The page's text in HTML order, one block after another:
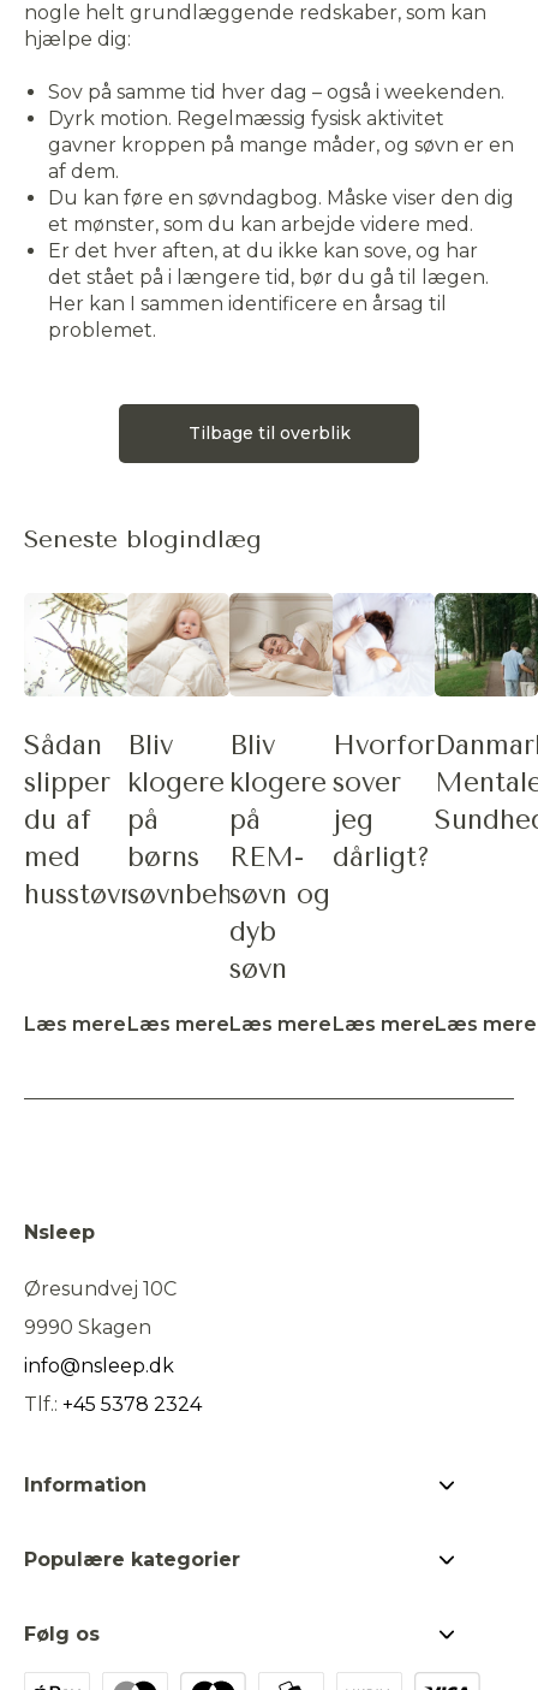
nogle helt grundlæggende redskaber, som kan
hjælpe dig:
Sov på samme tid hver dag – også i weekenden.
Dyrk motion. Regelmæssig fysisk aktivitet
gavner kroppen på mange måder, og søvn er en
af dem.
Du kan føre en søvndagbog. Måske viser den dig
et mønster, som du kan arbejde videre med.
Er det hver aften, at du ikke kan sove, og har
det stået på i længere tid, bør du gå til lægen.
Her kan I sammen identificere en årsag til
problemet.
Tilbage til overblik
Seneste blogindlæg
Sådan
slipper
du af
med
husstøvmider
Læs mere
Bliv
klogere
på
børns
søvnbehov
Læs mere
Bliv
klogere
på
REM-
søvn og
dyb
søvn
Læs mere
Hvorfor
sover
jeg
dårligt?
Læs mereLæs mere
Nsleep
Øresundvej 10C
9990 Skagen
info@nsleep.dk
Tlf.: +45 5378 2324
Information
Populære kategorier
Følg os